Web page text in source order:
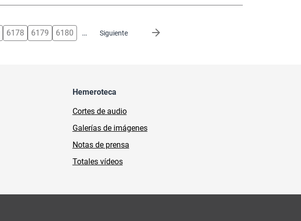
6178 6179 6180 … Siguiente
Siguiente página
Hemeroteca
Cortes de audio
Galerías de imágenes
Notas de prensa
Totales vídeos